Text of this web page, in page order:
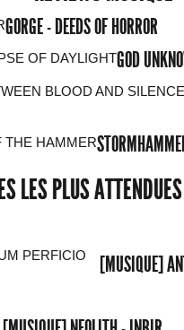
GORGE - DEEDS OF HORROR
GOD
LES PLUS
[MUSIQUE]